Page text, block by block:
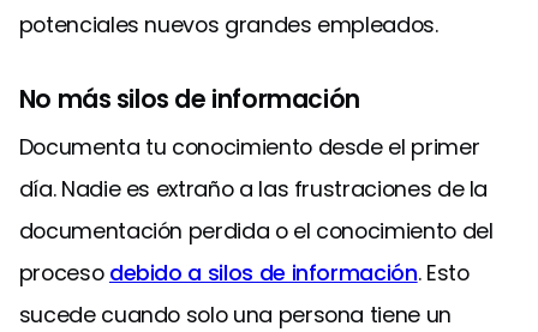
potenciales nuevos grandes empleados.
No más silos de información
Documenta tu conocimiento desde el primer
día. Nadie es extraño a las frustraciones de la
documentación perdida o el conocimiento del
proceso debido a silos de información. Esto
sucede cuando solo una persona tiene un